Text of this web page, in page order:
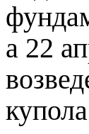
а 22